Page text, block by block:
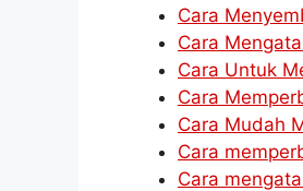
Cara
Cara
Cara Untuk
Cara
Cara Mudah
Cara
Cara